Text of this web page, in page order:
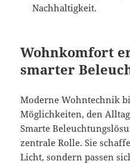
Nachhaltigkeit.
Wohnkomfort
smarter
Moderne Wohntechnik
Möglichkeiten, den
Smarte
zentrale Rolle. Sie
Licht, sondern passen